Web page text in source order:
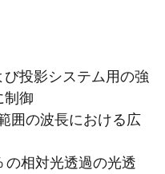
投影システム用の強
制御
囲の波長における広
の相対光透過の光透